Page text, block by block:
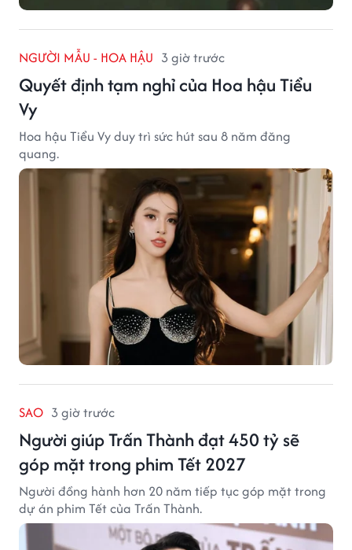
NGƯỜI MẪU - HOA HẬU 3 giờ trước
Quyết định tạm nghỉ của Hoa hậu Tiểu
Vy
Hoa hậu Tiểu Vy duy trì sức hút sau 8 năm đăng
quang.
SAO 3 giờ trước
Người giúp Trấn Thành đạt 450 tỷ sẽ
góp mặt trong phim Tết 2027
Người đồng hành hơn 20 năm tiếp tục góp mặt trong
dự án phim Tết của Trấn Thành.